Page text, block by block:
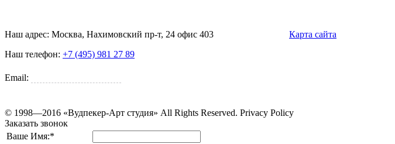
Наш адрес: Москва, Нахимовский пр-т, 24 офис 403
Карта сайта
Наш телефон: +7 (495) 981 27 89
Email:
© 1998—2016 «Вудпекер-Арт студия» All Rights Reserved. Privacy Policy
Заказать звонок
Ваше Имя:*